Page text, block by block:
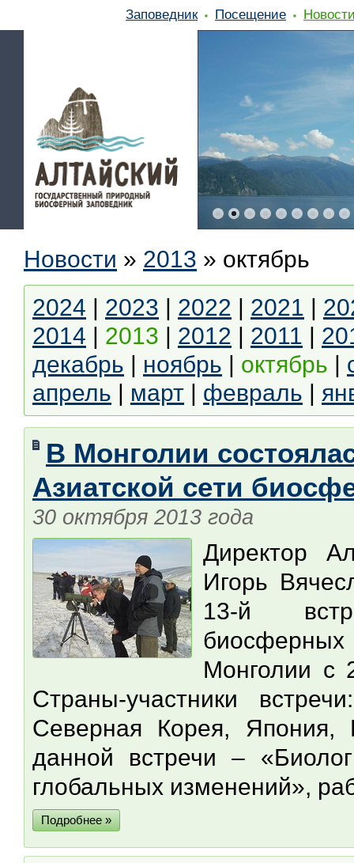
Заповедник Посещение
Новости » 2013 » октябрь
2024 | 2023 | 2022 | 2021 |
2014 | 2013 | 2012 | 2011 |
декабрь | ноябрь | октябрь |
апрель | март | февраль |
В Монголии
Азиатской сети
30 октября 2013 года
Директор
Игорь
13-й
биосферных
Монголии с
Страны-участники
Северная Корея, Япония,
данной встречи –
глобальных изменений»,
Подробнее »